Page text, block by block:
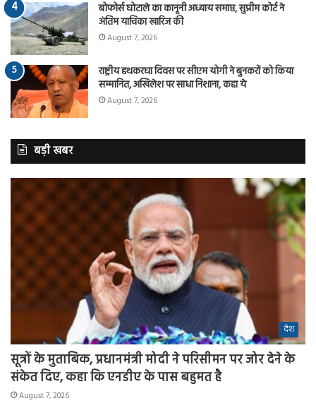
बोफोर्स घोटाले का कानूनी अध्याय समाप्त, सुप्रीम कोर्ट ने
अंतिम याचिका खारिज की
August 7, 2026
राष्ट्रीय हथकरघा दिवस पर सीएम योगी ने बुनकरों को किया
सम्मानित, अखिलेश पर साधा निशाना, कहा ये
August 7, 2026
बड़ी खबर
देश
सूत्रों के मुताबिक, प्रधानमंत्री मोदी ने परिसीमन पर जोर देने के
संकेत दिए, कहा कि एनडीए के पास बहुमत है
August 7, 2026